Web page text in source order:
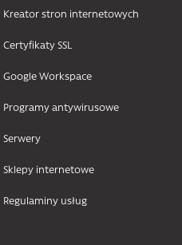
Kreator stron internetowych
Certyfikaty SSL
Google Workspace
Programy antywirusowe
Serwery
Sklepy internetowe
Regulaminy usług